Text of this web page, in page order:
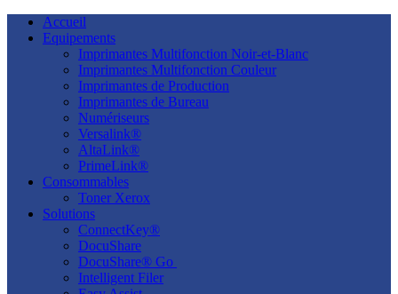
Accueil
Equipements
Imprimantes Multifonction Noir-et-Blanc
Imprimantes Multifonction Couleur
Imprimantes de Production
Imprimantes de Bureau
Numériseurs
Versalink®
AltaLink®
PrimeLink®
Consommables
Toner Xerox
Solutions
ConnectKey®
DocuShare
DocuShare® Go ​
Intelligent Filer